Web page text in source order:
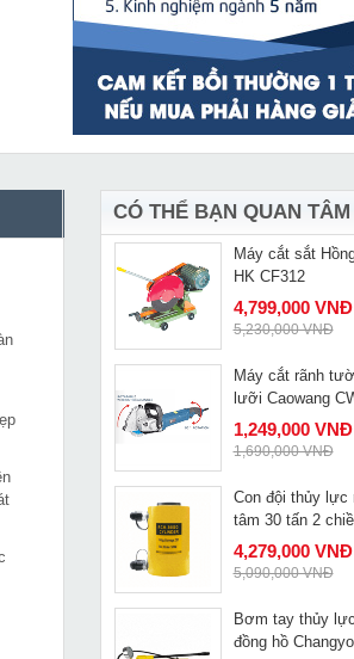
CÓ THỂ BẠN QUAN TÂM
MUA NGAY
MUA NGAY
Máy khoan búa
GBH 8-45D
15,649,000 VNĐ
17,855,000 VNĐ
MUA NGAY
Cho thuê máy
tường
520,000 VNĐ
MUA NGAY
Máy cắt sắt
HK CF312
4,799,000 VNĐ
5,230,000 VNĐ
MUA NGAY
Máy cắt rãnh
lưỡi Caowang
đời mới nhất
1,249,000 VNĐ
1,690,000 VNĐ
MUA NGAY
Con đội thủy lực
tâm 30 tấn 2
Changyou RCH-
4,279,000 VNĐ
5,090,000 VNĐ
Bơm tay thủy
đồng hồ